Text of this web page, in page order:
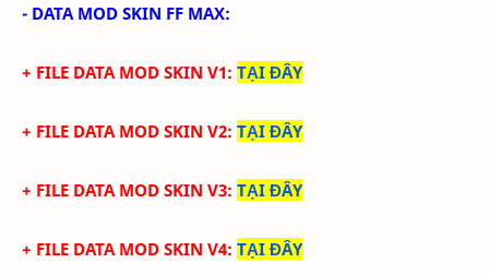
- DATA MOD SKIN FF MAX:
+ FILE DATA MOD SKIN V1: TẠI ĐÂY
+ FILE DATA MOD SKIN V2: TẠI ĐÂY
+ FILE DATA MOD SKIN V3: TẠI ĐÂY
+ FILE DATA MOD SKIN V4: TẠI ĐÂY